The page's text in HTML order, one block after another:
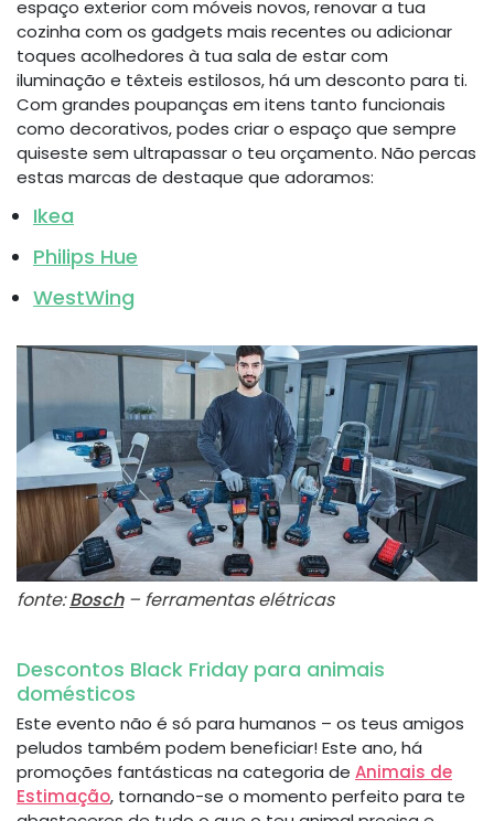
espaço exterior com móveis novos, renovar a tua
cozinha com os gadgets mais recentes ou adicionar
toques acolhedores à tua sala de estar com
iluminação e têxteis estilosos, há um desconto para ti.
Com grandes poupanças em itens tanto funcionais
como decorativos, podes criar o espaço que sempre
quiseste sem ultrapassar o teu orçamento. Não percas
estas marcas de destaque que adoramos:
Ikea
Philips Hue
WestWing
fonte:Bosch– ferramentas elétricas
Descontos Black Friday para animais
domésticos
Este evento não é só para humanos – os teus amigos
peludos também podem beneficiar! Este ano, há
promoções fantásticas na categoria de Animais de
Estimação, tornando-se o momento perfeito para te